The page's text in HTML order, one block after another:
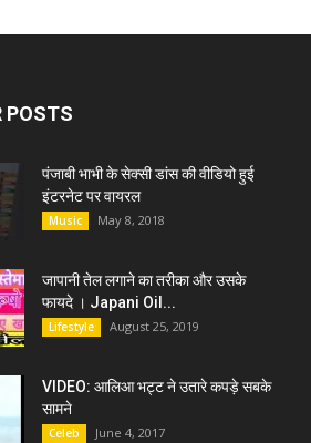
POSTS
पंजाबी भाभी के सेक्सी डांस की वीडियो हुई
इंटरनेट पर वायरल
Music May 8, 2018
जापानी तेल लगाने का तरीका और उसके
फायदे । Japani Oil...
Lifestyle August 25, 2019
VIDEO: आलिआ भट्ट ने उतारे कपड़े सबके
सामने
Celeb June 4, 2017